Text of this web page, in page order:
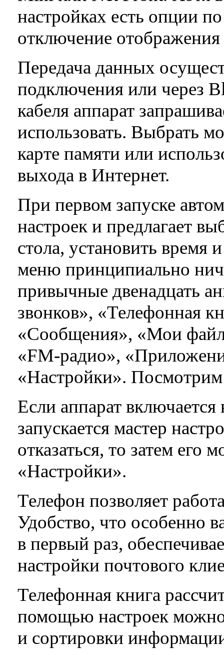
настройках есть опции
отключение
Передача данных
подключения или через
кабеля аппарат
использовать. Выбрать
карте памяти или
выхода в Интернет.
При первом запуске
настроек и предлагает
стола, установить время
меню принципиально
привычные двенадцать
звонков», «Телефонная
«Сообщения», «Мои
«FM-радио»,
«Настройки». Посмотрим
Если аппарат
запускается мастер
отказаться, то затем
«Настройки».
Телефон позволяет
Удобство, что особенно
в первый раз,
настройки почтового
Телефонная книга
помощью настроек
и сортировки